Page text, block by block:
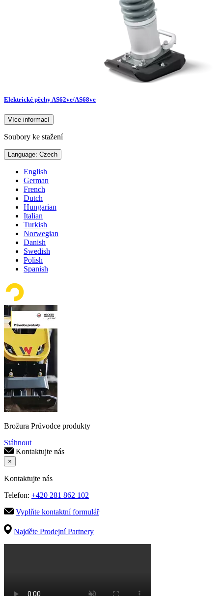
Elektrické pěchy AS62ve/AS68ve
Více informací
Soubory ke stažení
Language: Czech
English
German
French
Dutch
Hungarian
Italian
Turkish
Norwegian
Danish
Swedish
Polish
Spanish
Brožura Průvodce produkty
Stáhnout
Kontaktujte nás
×
Kontaktujte nás
Telefon: +420 281 862 102
Vyplňte kontaktní formulář
Najděte Prodejní Partnery